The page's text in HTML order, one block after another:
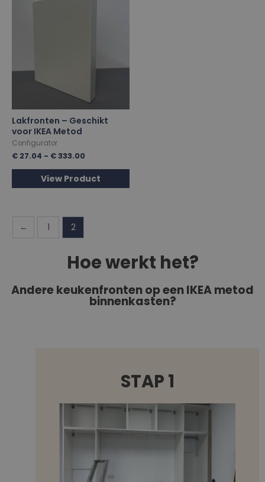
Lakfronten – Geschikt
voor IKEA Metod
Configurator
€ 27.04 - €333.00
View Product
← 1 2
Hoe werkt het?
Andere keukenfronten op een IKEA metod
binnenkasten?
STAP 1